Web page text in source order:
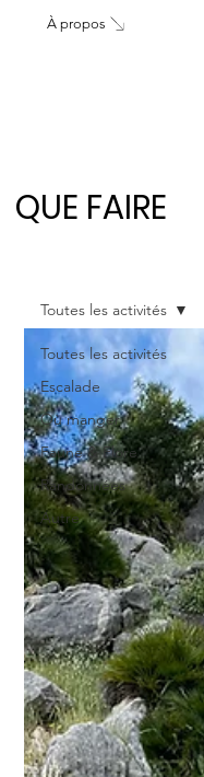
À propos
QUE FAIRE
Toutes les activités
Escalade
Où manger
Faune & Flore
Randonnées
Autre
Toutes les activités